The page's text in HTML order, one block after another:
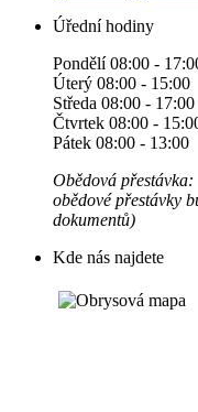
Úřední hodiny
Pondělí 08:00 -
Úterý 08:00 -
Středa 08:00 - 17:00
Čtvrtek 08:00 -
Pátek 08:00 - 13:00
Obědová
obědové přestávky
dokumentů)
Kde nás najdete